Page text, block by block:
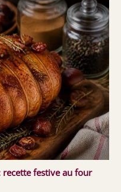
festive au four